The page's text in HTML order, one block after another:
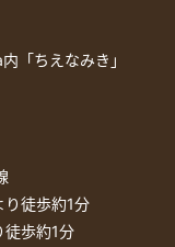
「ちえなみき」
徒歩約1分
徒歩約1分